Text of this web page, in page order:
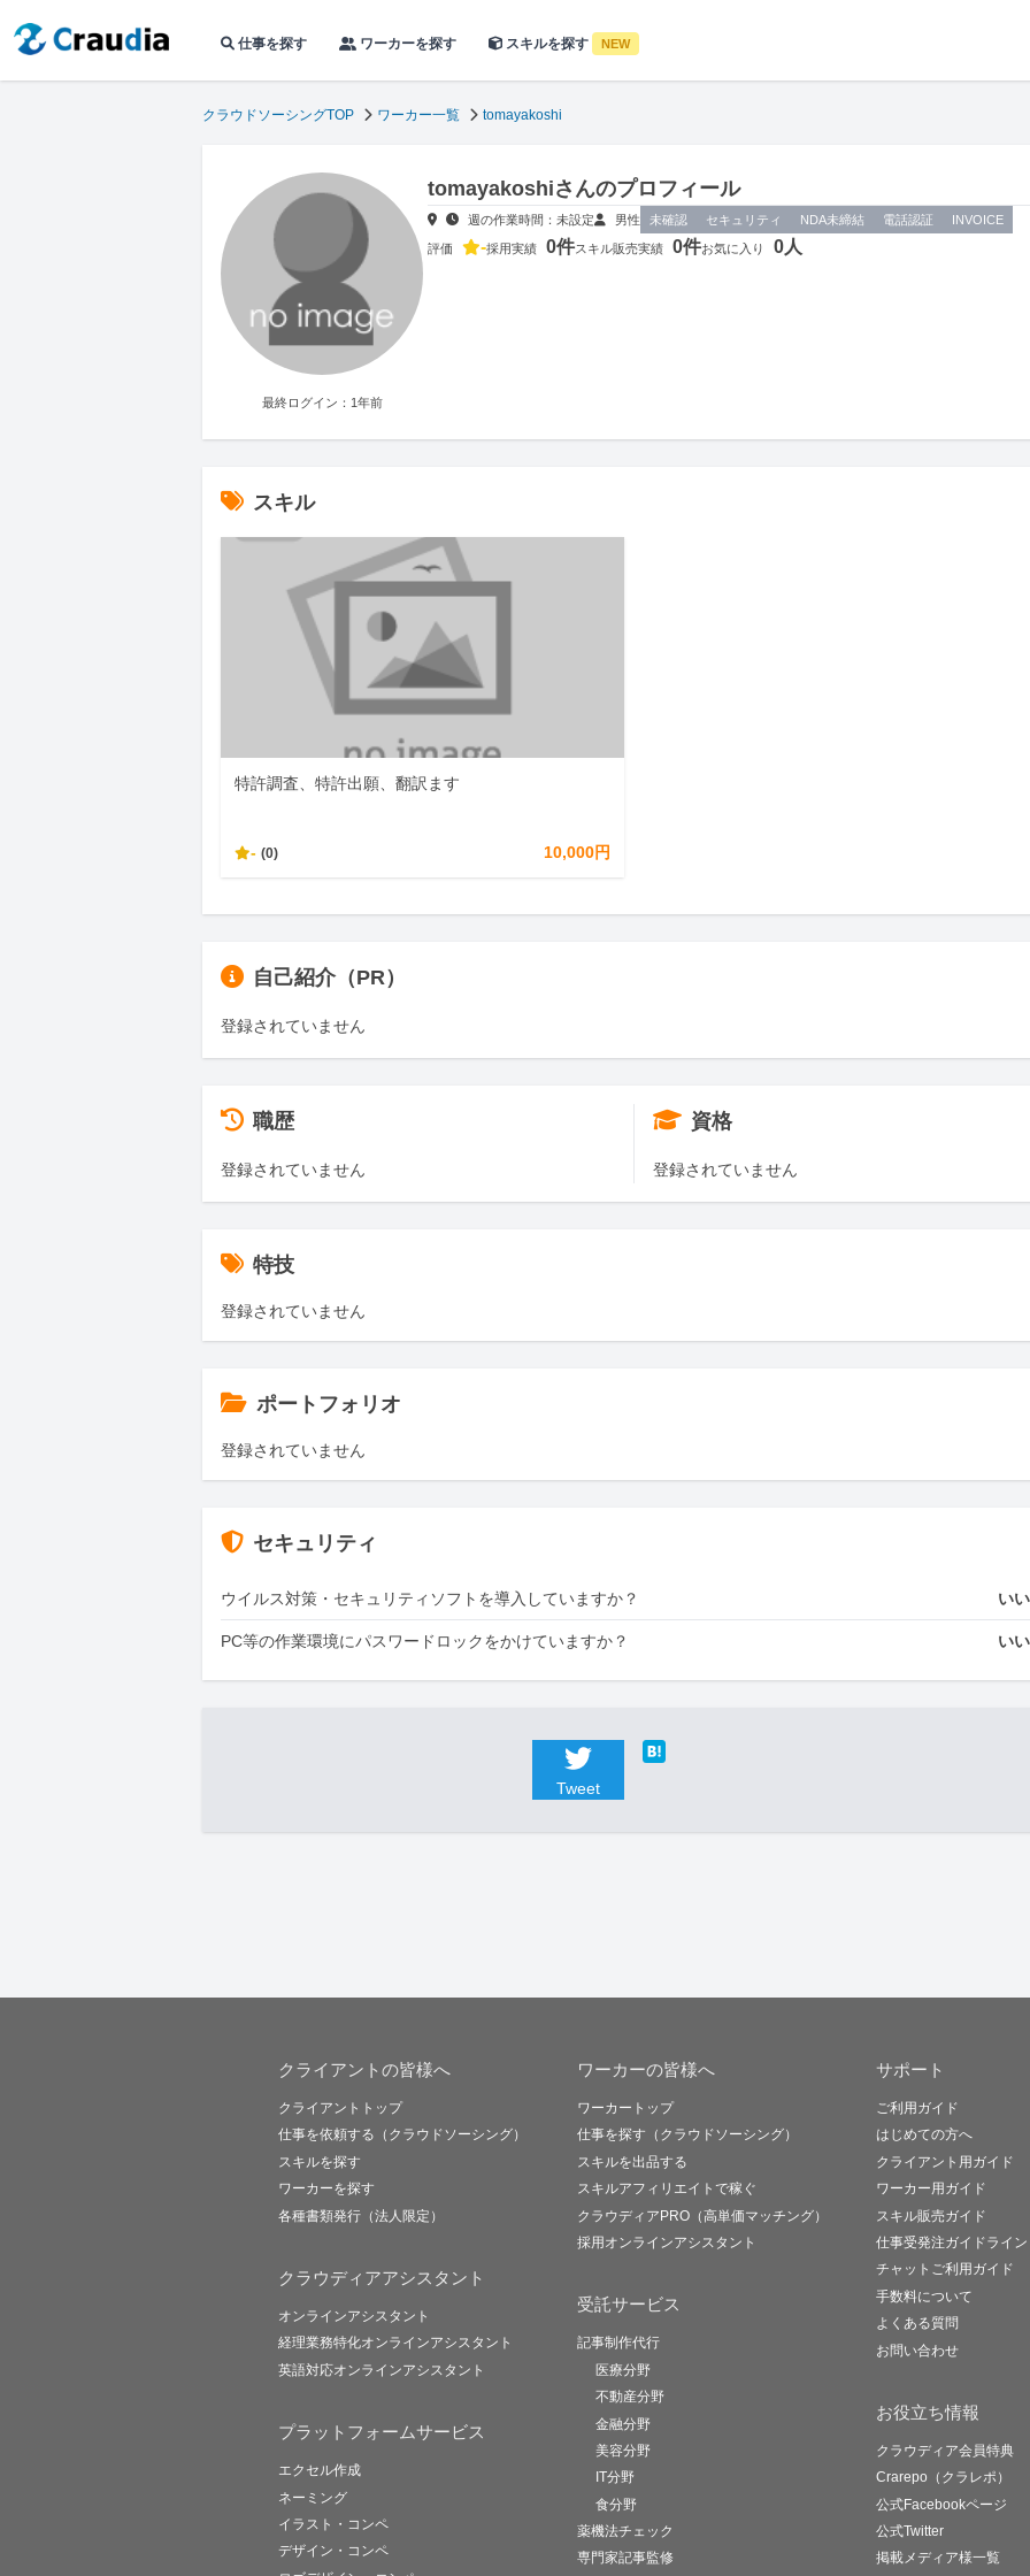
仕事を探す ワーカーを探す スキルを探す NEW
クラウドソーシングTOP ワーカー一覧 tomayakoshi
最終ログイン：1年前
tomayakoshiさんのプロフィール
週の作業時間：未設定 男性 未確認 セキュリティ NDA未締結 電話認証 INVOICE
評価 -採用実績 0件スキル販売実績 0件お気に入り 0人
スキル
特許調査、特許出願、翻訳ます
- (0) 10,000円
自己紹介（PR）
登録されていません
職歴
登録されていません
資格
登録されていません
特技
登録されていません
ポートフォリオ
登録されていません
セキュリティ
ウイルス対策・セキュリティソフトを導入していますか？ い
PC等の作業環境にパスワードロックをかけていますか？ い
Tweet
クライアントの皆様へ
クライアントトップ
仕事を依頼する（クラウドソーシング）
スキルを探す
ワーカーを探す
各種書類発行（法人限定）
クラウディアアシスタント
オンラインアシスタント
経理業務特化オンラインアシスタント
英語対応オンラインアシスタント
プラットフォームサービス
エクセル作成
ネーミング
イラスト・コンペ
デザイン・コンペ
ワーカーの皆様へ
ワーカートップ
仕事を探す（クラウドソーシング）
スキルを出品する
スキルアフィリエイトで稼ぐ
クラウディアPRO（高単価マッチング）
採用オンラインアシスタント
受託サービス
記事制作代行
医療分野
不動産分野
金融分野
美容分野
IT分野
食分野
薬機法チェック
専門家記事監修
サポート
ご利用ガイド
はじめての方へ
クライアント用ガイド
ワーカー用ガイド
スキル販売ガイド
仕事受発注ガイドライン
チャットご利用ガイド
手数料について
よくある質問
お問い合わせ
お役立ち情報
クラウディア会員特典
Crarepo（クラレポ）
公式Facebookページ
公式Twitter
掲載メディア様一覧